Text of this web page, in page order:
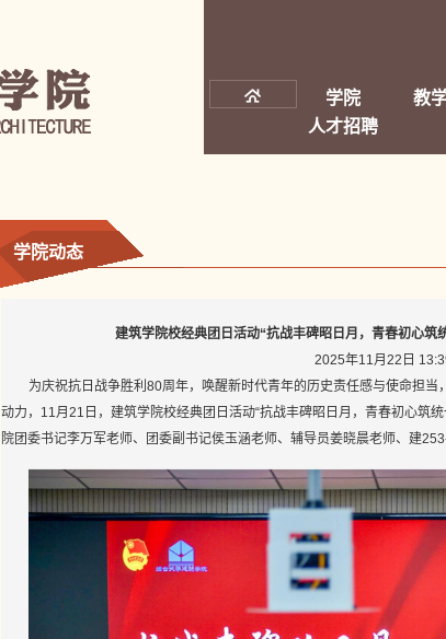
学院 教
人才招聘
学院动态
建筑学院校经典团日活动“抗战丰碑昭日月，青春初心
2025年11月22日
为庆祝抗日战争胜利80周年，唤醒新时代青年的历史责任感与使命担
动力，11月21日，建筑学院校经典团日活动“抗战丰碑昭日月，青春初心筑
院团委书记李万军老师、团委副书记侯玉涵老师、辅导员姜晓晨老师、建